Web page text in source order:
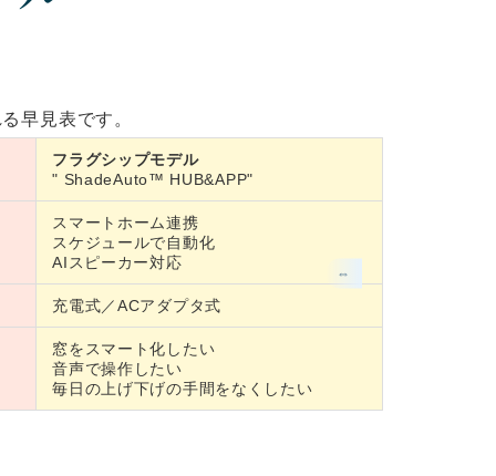
早見表です。
フラグシップモデル
" ShadeAuto™ HUB&APP"
スマートホーム連携
スケジュールで自動化
AIスピーカー対応
充電式／ACアダプタ式
窓をスマート化したい
音声で操作したい
毎日の上げ下げの手間をなくしたい